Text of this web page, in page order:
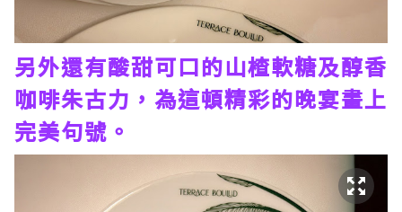
另外還有酸甜可口的山楂軟糖及醇香
咖啡朱古力，為這頓精彩的晚宴畫上
完美句號。